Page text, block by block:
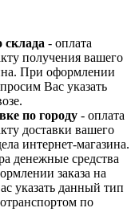
- оплата
получения вашего
При оформлении
Вас указать
по городу - оплата
доставки вашего
интернет-магазина.
денежные средства
заказа на
указать данный тип
по